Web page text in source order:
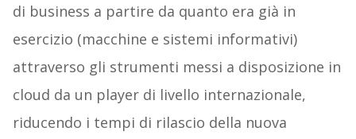
di business a partire da quanto era già in
esercizio (macchine e sistemi informativi)
attraverso gli strumenti messi a disposizione in
cloud da un player di livello internazionale,
riducendo i tempi di rilascio della nuova